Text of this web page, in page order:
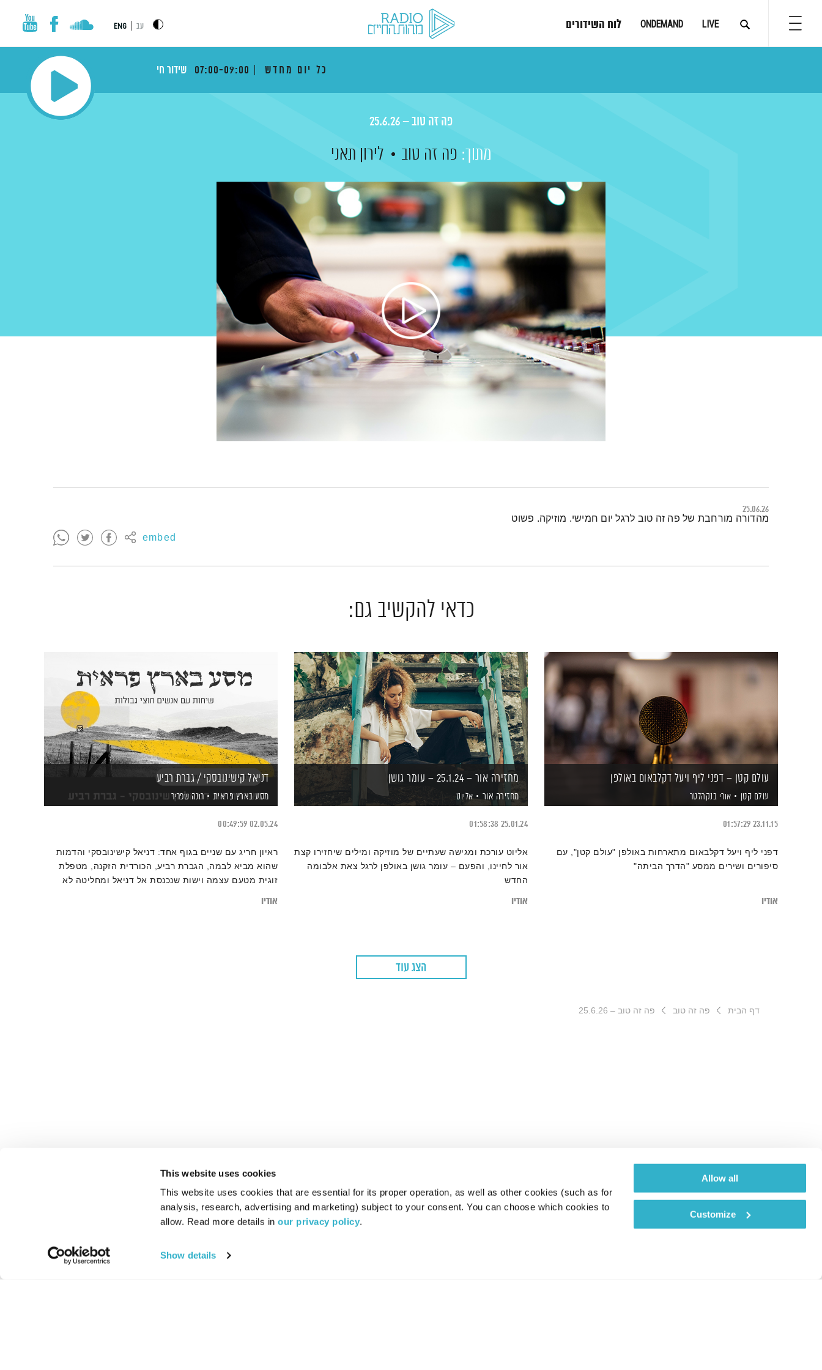
This website uses cookies
This website uses cookies that are essential for its proper operation, as well as other cookies (such as for
analysis, research, advertising and marketing) subject to your consent. You can choose which cookies to
allow. Read more details in our privacy policy.
Show details
Allow all
Customize
LIVE
ONDEMAND לוח השידורים עב ENG
כל יום מחדש 07:00-09:00 שידור חי
פה זה טוב – 25.6.26
מתוך: פה זה טוב לירון תאני
25.06.26
embed
תמצית הפודקאסט
מהדורה מורחבת של פה זה טוב לרגל יום חמישי. מוזיקה. פשוט
כדאי להקשיב גם:
עולם קטן – דפני ליף ויעל דקלבאום באולפן
עולם קטן אורי בנקהלטר
23.11.15
01:57:29
דפני ליף ויעל דקלבאום מתארחות באולפן "עולם קטן", עם
סיפורים ושירים ממסע "הדרך הביתה"
אודיו
מחזירה אור – 25.1.24 – עומר גושן
מחזירה אור אליוט
25.01.24
01:58:38
אליוט עורכת ומגישה שעתיים של מוזיקה ומילים שיחזירו קצת
אור לחיינו, והפעם – עומר גושן באולפן לרגל צאת אלבומה
החדש
אודיו
דניאל קישינובסקי / גברת רביע
מסע בארץ פראית רונה שפריר
02.05.24
00:49:59
ראיון חריג עם שניים בגוף אחד: דניאל קישינובסקי והדמות
שהוא מביא לבמה, הגברת רביע, הכורדית הזקנה, מטפלת
זוגית מטעם עצמה וישות שנכנסת אל דניאל ומחליטה לא
אודיו
הצג עוד
דף הבית פה זה טוב פה זה טוב – 25.6.26